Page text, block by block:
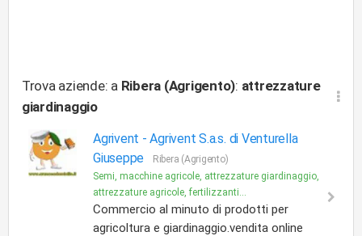
Trova aziende: a Ribera (Agrigento): attrezzature
giardinaggio
Agrivent -Agrivent S.a.s. di Venturella
Giuseppe
Ribera (Agrigento)
Semi, macchine agricole, attrezzature giardinaggio,
attrezzature agricole, fertilizzanti...
Commercio al minuto di prodotti per
agricoltura e giardinaggio.vendita online